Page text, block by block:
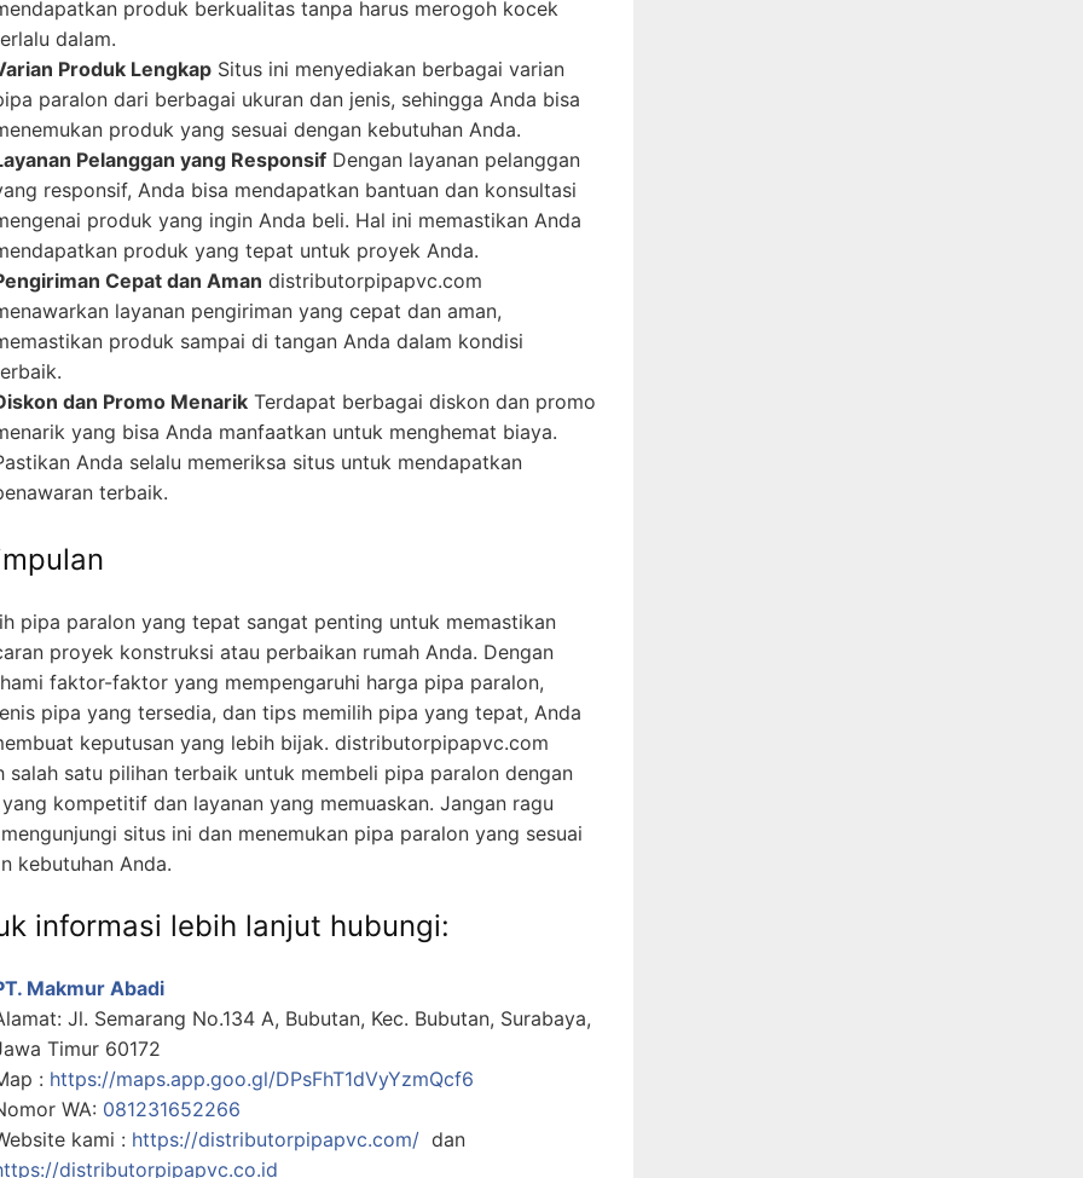
produk berkualitas tanpa harus merogoh kocek
dalam.
Produk Lengkap Situs ini menyediakan berbagai varian
paralon dari berbagai ukuran dan jenis, sehingga Anda bisa
produk yang sesuai dengan kebutuhan Anda.
Pelanggan yang Responsif Dengan layanan pelanggan
responsif, Anda bisa mendapatkan bantuan dan konsultasi
produk yang ingin Anda beli. Hal ini memastikan Anda
produk yang tepat untuk proyek Anda.
Cepat dan Aman distributorpipapvc.com
layanan pengiriman yang cepat dan aman,
produk sampai di tangan Anda dalam kondisi
dan Promo Menarik Terdapat berbagai diskon dan promo
yang bisa Anda manfaatkan untuk menghemat biaya.
Anda selalu memeriksa situs untuk mendapatkan
terbaik.
pipa paralon yang tepat sangat penting untuk memastikan
proyek konstruksi atau perbaikan rumah Anda. Dengan
faktor-faktor yang mempengaruhi harga pipa paralon,
pipa yang tersedia, dan tips memilih pipa yang tepat, Anda
keputusan yang lebih bijak. distributorpipapvc.com
salah satu pilihan terbaik untuk membeli pipa paralon dengan
kompetitif dan layanan yang memuaskan. Jangan ragu
situs ini dan menemukan pipa paralon yang sesuai
kebutuhan Anda.
informasi lebih lanjut hubungi:
Makmur Abadi
Jl. Semarang No.134 A, Bubutan, Kec. Bubutan, Surabaya,
Timur 60172
: https://maps.app.goo.gl/DPsFhT1dVyYzmQcf6
WA: 081231652266
kami : https://distributorpipapvc.com/ dan
distributorpipapvc.co.id